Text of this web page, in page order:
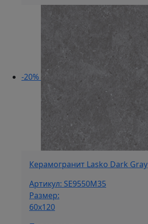
составляла
720 ₽/
2
090 ₽/
-20%
Керамогранит Lasko Dark Gray
Артикул: SE9550M35
Размер:
60х120